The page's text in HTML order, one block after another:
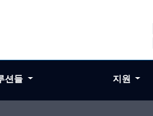
션들 지원